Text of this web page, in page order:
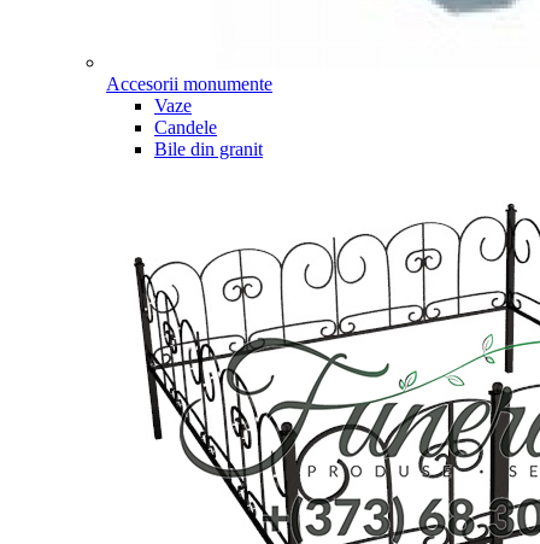
Accesorii monumente
Vaze
Candele
Bile din granit